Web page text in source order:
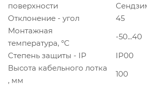
поверхности
Отклонение - угол
45
Монтажная
температура, °C
-50...40
Степень защиты - IP
IP00
Высота кабельного лотка
, мм
100